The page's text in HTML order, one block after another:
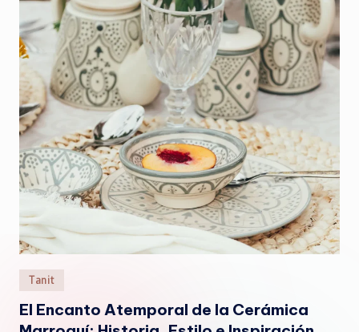
Publicado
en
Tanit
El Encanto Atemporal de la Cerámica